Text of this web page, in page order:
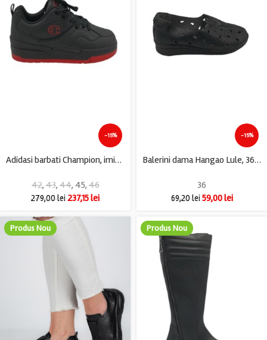
-15%
Adidasi barbati Champion, imitatie de piele, negru
42,43,44, 45,46
279,00lei237,15lei
-15%
Balerini dama Hangao Lule, 36, imitatie de piele, negru
36
69,20lei 59,00lei
Produs Nou Produs Nou